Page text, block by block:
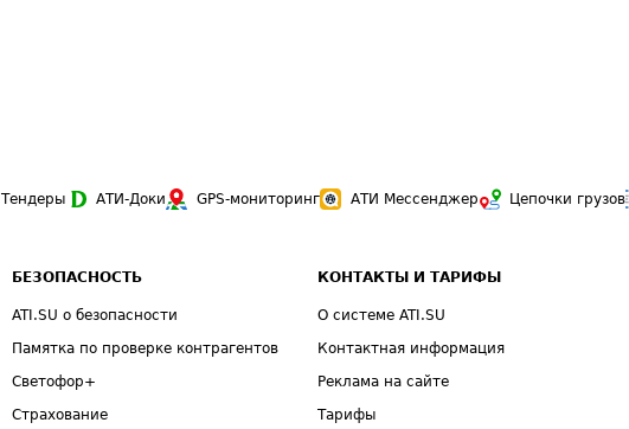
Тендеры АТИ-Доки GPS-мониторинг АТИ Мессенджер Цепочки грузов
БЕЗОПАСНОСТЬ
ATI.SU о безопасности
Памятка по проверке контрагентов
Светофор+
Страхование
КОНТАКТЫ И ТАРИФЫ
О системе ATI.SU
Контактная информация
Реклама на сайте
Тарифы